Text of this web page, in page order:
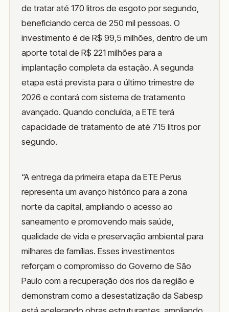
de tratar até 170 litros de esgoto por segundo,
beneficiando cerca de 250 mil pessoas. O
investimento é de R$ 99,5 milhões, dentro de um
aporte total de R$ 221 milhões para a
implantação completa da estação. A segunda
etapa está prevista para o último trimestre de
2026 e contará com sistema de tratamento
avançado. Quando concluída, a ETE terá
capacidade de tratamento de até 715 litros por
segundo.
“A entrega da primeira etapa da ETE Perus
representa um avanço histórico para a zona
norte da capital, ampliando o acesso ao
saneamento e promovendo mais saúde,
qualidade de vida e preservação ambiental para
milhares de famílias. Esses investimentos
reforçam o compromisso do Governo de São
Paulo com a recuperação dos rios da região e
demonstram como a desestatização da Sabesp